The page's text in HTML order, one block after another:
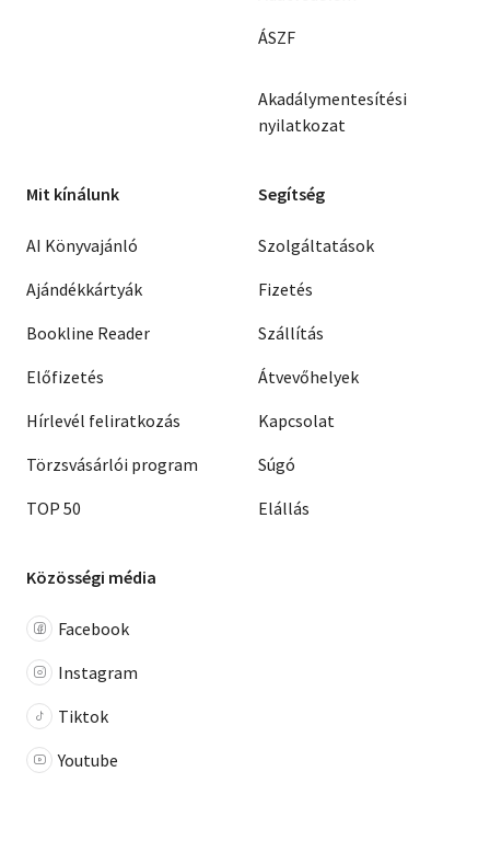
ÁSZF
Akadálymentesítési
nyilatkozat
Mit kínálunk
AI Könyvajánló
Ajándékkártyák
Bookline Reader
Előfizetés
Hírlevél feliratkozás
Törzsvásárlói program
TOP 50
Segítség
Szolgáltatások
Fizetés
Szállítás
Átvevőhelyek
Kapcsolat
Súgó
Elállás
Közösségi média
Facebook
Instagram
Tiktok
Youtube